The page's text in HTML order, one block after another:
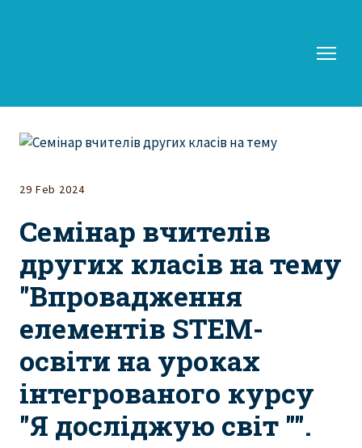
29 Feb 2024
Семінар вчителів
других класів на тему
"Впровадження
елементів STEM-
освіти на уроках
інтегрованого курсу
"Я досліджую світ "".